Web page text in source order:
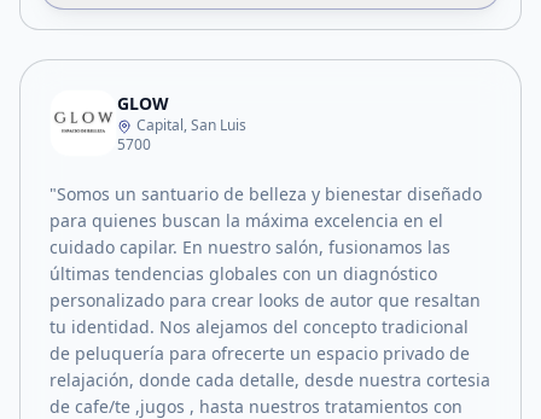
GLOW
Capital, San Luis
5700
"Somos un santuario de belleza y bienestar diseñado
para quienes buscan la máxima excelencia en el
cuidado capilar. En nuestro salón, fusionamos las
últimas tendencias globales con un diagnóstico
personalizado para crear looks de autor que resaltan
tu identidad. Nos alejamos del concepto tradicional
de peluquería para ofrecerte un espacio privado de
relajación, donde cada detalle, desde nuestra cortesia
de cafe/te ,jugos , hasta nuestros tratamientos con